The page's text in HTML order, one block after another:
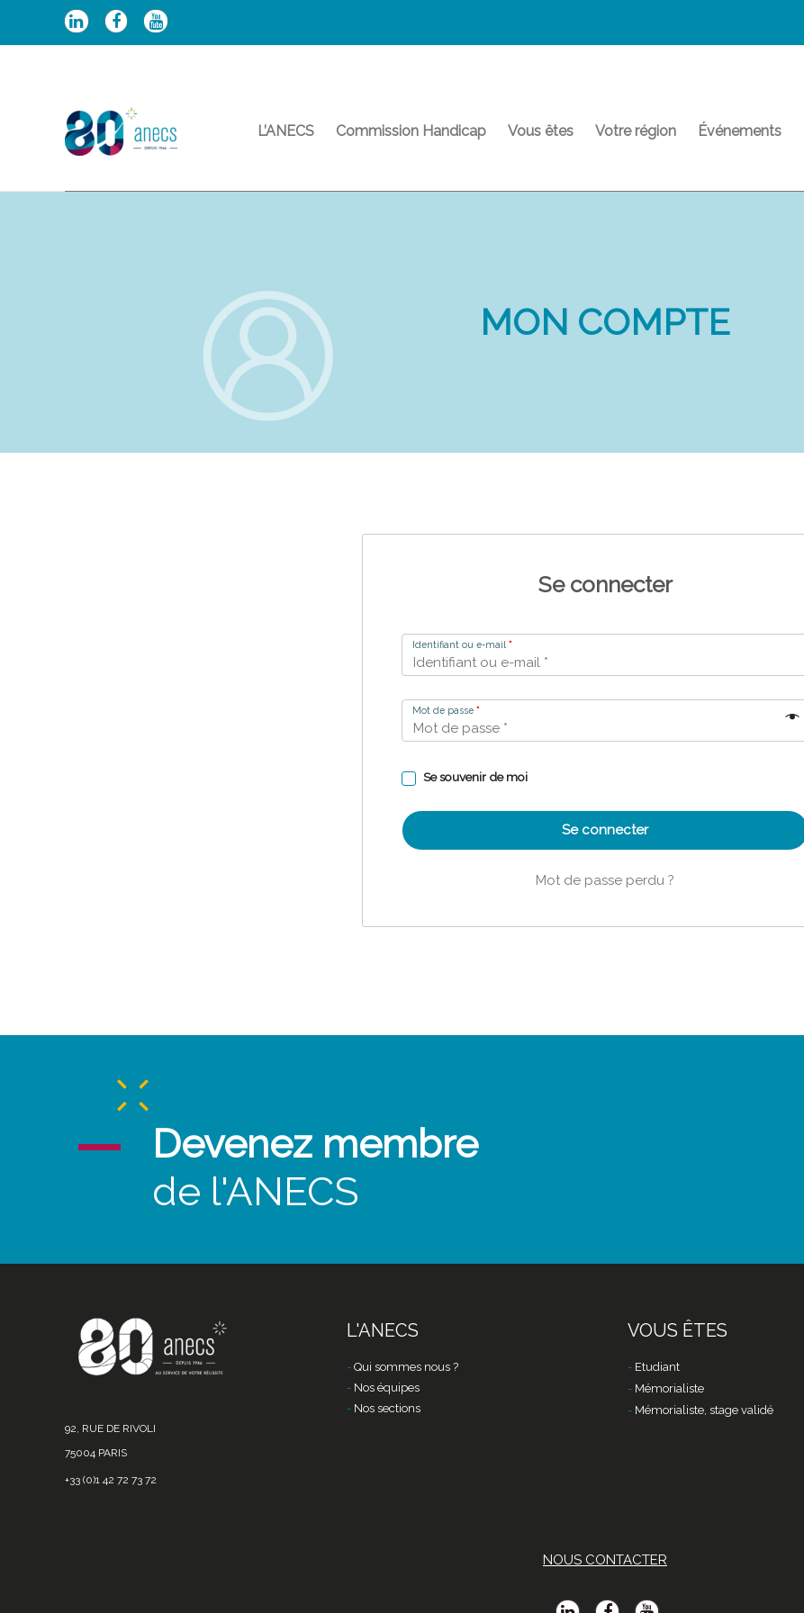
L’ANECS Commission Handicap Vous êtes Votre région Événements
MON COMPTE
Se connecter
Identifiant ou e-mail *
Mot de passe *
Se souvenir de moi
Se connecter
Mot de passe perdu ?
Devenez membre
de l'ANECS
92, RUE DE RIVOLI
75004 PARIS
+33 (0)1 42 72 73 72
L'ANECS
Qui sommes nous ?
Nos équipes
Nos sections
VOUS ÊTES
Etudiant
Mémorialiste
Mémorialiste, stage validé
NOUS CONTACTER